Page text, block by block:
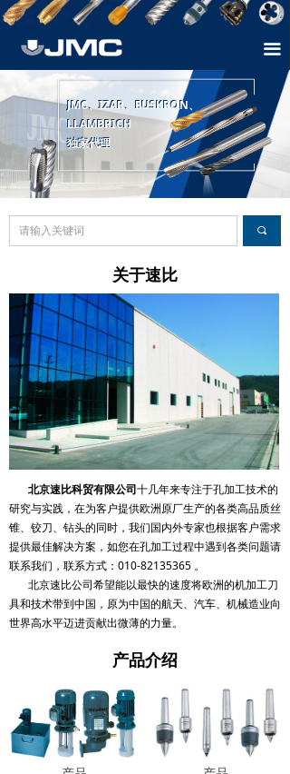
끀
首页
关于速比
产品介绍
样本下载
技术支持
联系方式
JMC、IZAR、EUSKRON、
LLAMBRICH
独家代理
JMC、IZAR、EUSKRON、
LLAMBRICH
独家代理
끠
关于速比
北京速比科贸有限公司十几年来专注于孔加工技术的
研究与实践，在为客户提供欧洲原厂生产的各类高品质丝
锥、铰刀、钻头的同时，我们国内外专家也根据客户需求
提供最佳解决方案，如您在孔加工过程中遇到各类问题请
联系我们，联系方式：010-82135365 。
北京速比公司希望能以最快的速度将欧洲的机加工刀
具和技术带到中国，原为中国的航天、汽车、机械造业向
世界高水平迈进贡献出微薄的力量。
产品介绍